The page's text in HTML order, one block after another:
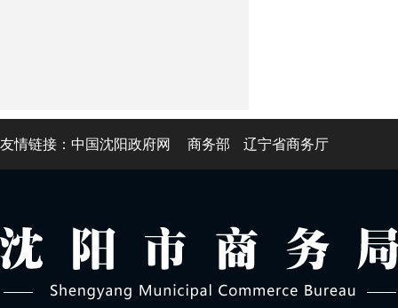
友情链接： 中国沈阳政府网 商务部 辽宁省商务厅